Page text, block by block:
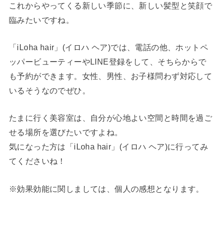
これからやってくる新しい季節に、新しい髪型と笑顔で
臨みたいですね。
「iLoha hair」(イロハ ヘア)では、電話の他、ホットペ
ッパービューティーやLINE登録をして、そちらからで
も予約ができます。女性、男性、お子様問わず対応して
いるそうなのでぜひ。
たまに行く美容室は、自分が心地よい空間と時間を過ご
せる場所を選びたいですよね。
気になった方は「iLoha hair」(イロハ ヘア)に行ってみ
てくださいね！
※効果効能に関しましては、個人の感想となります。